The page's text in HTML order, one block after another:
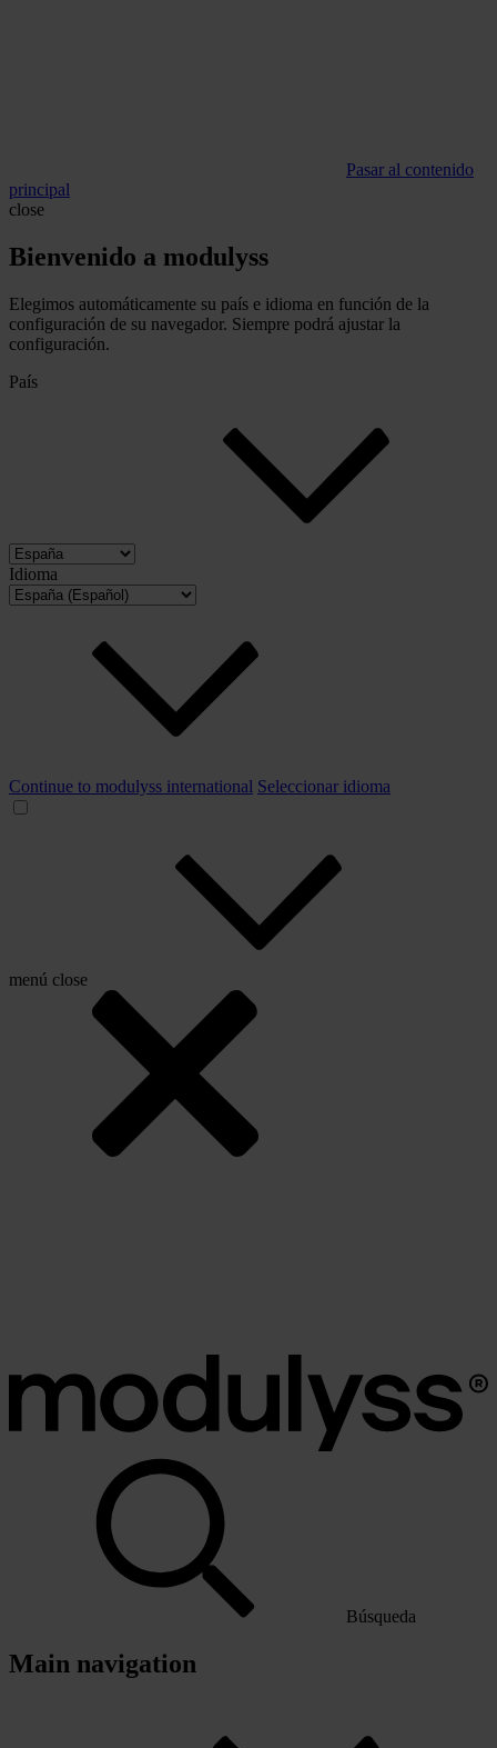
Pasar al contenido
principal
close
Bienvenido a modulyss
Elegimos automáticamente su país e idioma en función de la
configuración de su navegador. Siempre podrá ajustar la
configuración.
País
Idioma
Continue to modulyss international Seleccionar idioma
menú close
Búsqueda
Main navigation